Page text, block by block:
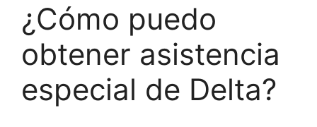
¿Cómo puedo
obtener asistencia
especial de Delta?